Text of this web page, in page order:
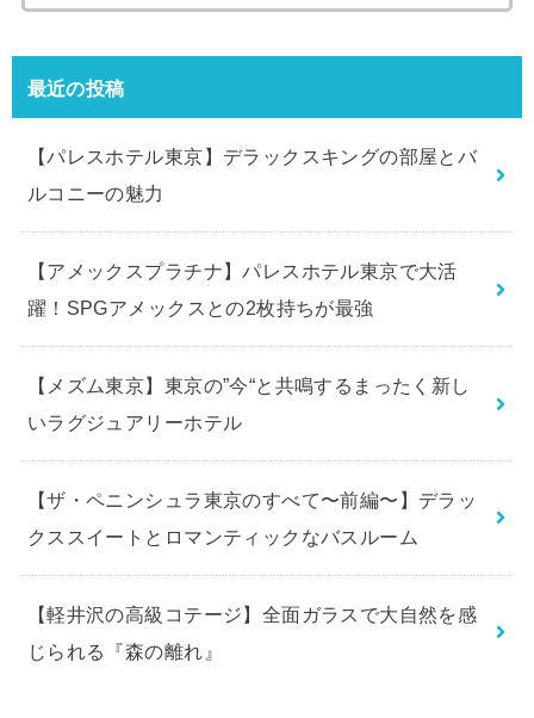
索
最近の投稿
【パレスホテル東京】デラックスキングの部屋とバ
ルコニーの魅力
【アメックスプラチナ】パレスホテル東京で大活
躍！SPGアメックスとの2枚持ちが最強
【メズム東京】東京の”今“と共鳴するまったく新し
いラグジュアリーホテル
【ザ・ペニンシュラ東京のすべて〜前編〜】デラッ
クススイートとロマンティックなバスルーム
【軽井沢の高級コテージ】全面ガラスで大自然を感
じられる『森の離れ』